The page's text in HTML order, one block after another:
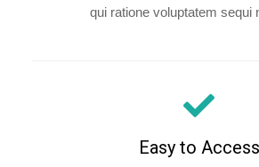
qui ratione voluptatem sequi
Easy to Access